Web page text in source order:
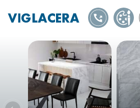
1900561582
TỰ